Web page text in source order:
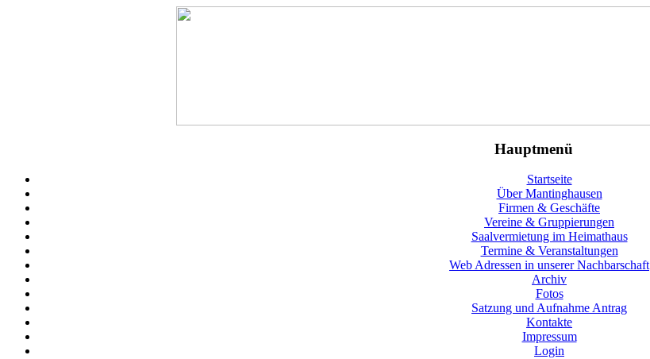
Hauptmenü
Startseite
Über Mantinghausen
Firmen & Geschäfte
Vereine & Gruppierungen
Saalvermietung im Heimathaus
Termine & Veranstaltungen
Web Adressen in unserer Nachbarschaft
Archiv
Fotos
Satzung und Aufnahme Antrag
Kontakte
Impressum
Login